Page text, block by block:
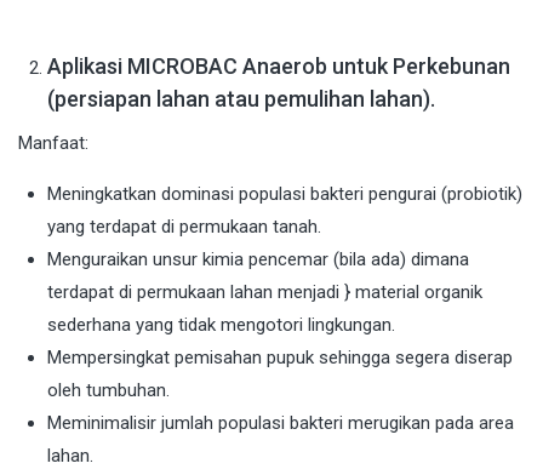
Aplikasi MICROBAC Anaerob untuk Perkebunan
(persiapan lahan atau pemulihan lahan).
Manfaat:
Meningkatkan dominasi populasi bakteri pengurai (probiotik)
yang terdapat di permukaan tanah.
Menguraikan unsur kimia pencemar (bila ada) dimana
terdapat di permukaan lahan menjadi } material organik
sederhana yang tidak mengotori lingkungan.
Mempersingkat pemisahan pupuk sehingga segera diserap
oleh tumbuhan.
Meminimalisir jumlah populasi bakteri merugikan pada area
lahan.